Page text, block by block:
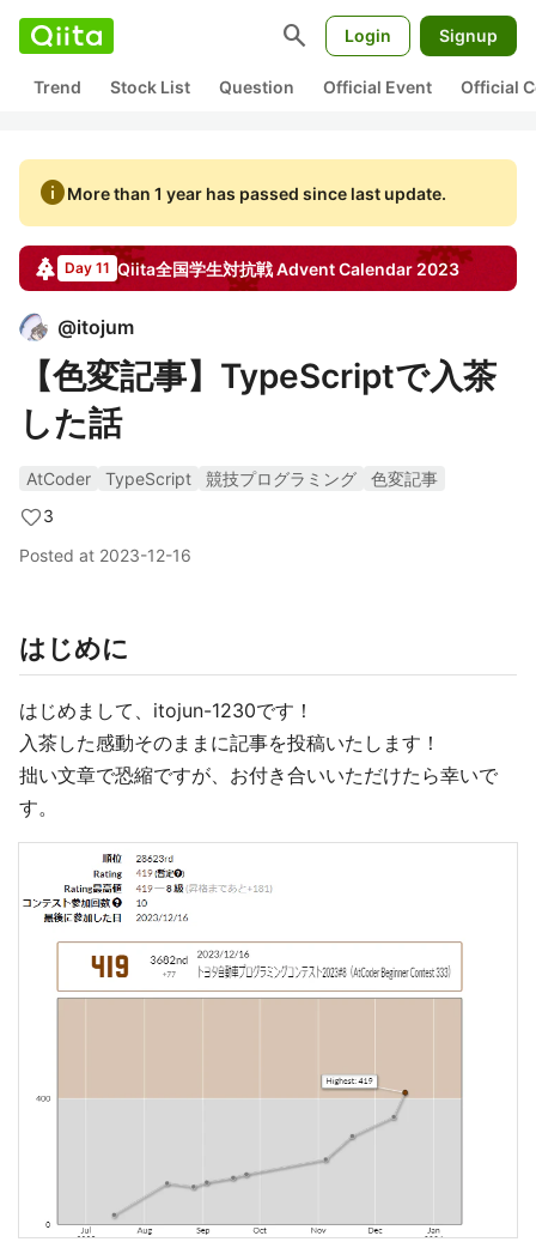
search Login Signup
Trend Stock List Question Official Event Official
infoMore than 1 year has passed since last update.
Day 11 Qiita全国学生対抗戦Advent Calendar2023
@itojum
【色変記事】TypeScriptで入茶
した話
AtCoder TypeScript 競技プログラミング
色変記事
3
Posted at 2023-12-16
はじめに
はじめまして、itojun-1230です！
入茶した感動そのままに記事を投稿いたします！
拙い文章で恐縮ですが、お付き合いいただけたら幸いで
す。